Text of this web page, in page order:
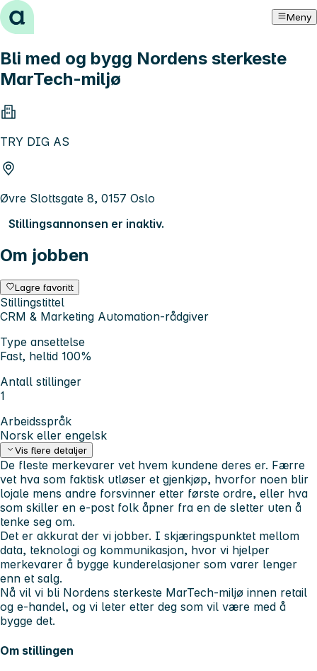
Hopp til innhold Meny
Bli med og bygg Nordens sterkeste
MarTech-miljø
TRY DIG AS
Øvre Slottsgate 8, 0157 Oslo
Stillingsannonsen er inaktiv.
Om jobben
Lagre favoritt
Stillingstittel
CRM & Marketing Automation-rådgiver
Type ansettelse
Fast, heltid 100%
Antall stillinger
1
Arbeidsspråk
Norsk eller engelsk
Vis flere detaljer
De fleste merkevarer vet hvem kundene deres er. Færre
vet hva som faktisk utløser et gjenkjøp, hvorfor noen blir
lojale mens andre forsvinner etter første ordre, eller hva
som skiller en e-post folk åpner fra en de sletter uten å
tenke seg om.
Det er akkurat der vi jobber. I skjæringspunktet mellom
data, teknologi og kommunikasjon, hvor vi hjelper
merkevarer å bygge kunderelasjoner som varer lenger
enn et salg.
Nå vil vi bli Nordens sterkeste MarTech-miljø innen retail
og e-handel, og vi leter etter deg som vil være med å
bygge det.
Om stillingen